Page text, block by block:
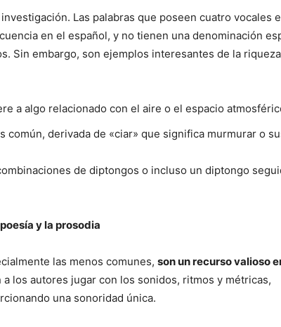
Las palabras que poseen cuatro vocales
en el español, y no tienen una denominación
Sin embargo, son ejemplos interesantes de la
a algo relacionado con el aire o el espacio
común, derivada de «ciar» que significa murmurar o
de diptongos o incluso un diptongo
y la prosodia
las menos comunes, son un recurso valioso
a los autores jugar con los sonidos, ritmos y métricas,
una sonoridad única.